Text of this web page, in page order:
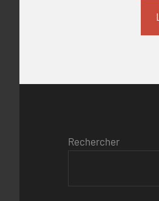
Rechercher